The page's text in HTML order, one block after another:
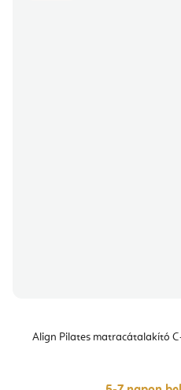
Align Pilates matracátalakító